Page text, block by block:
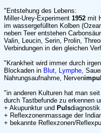
"Entstehung des Lebens:
Miller-Urey-Experiment 1952 mit
im wassergefüllten Kolben
neben Teer entstehen
Valin, Leucin, Serin, Prolin,
Verbindungen in den gleichen
"Krankheit wird immer durch
Blockaden in Blut, Lymphe,
Nahrungsaufnahme, Nerven
"in anderen Kulturen hat man
durch Tastbefunde zu erkennen
+ Akupunktur und Puls
+ Reflexzonenmassage der
+ bekannte Reflexzonen/